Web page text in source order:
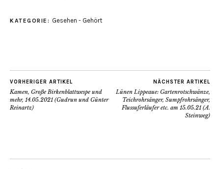
KATEGORIE: Gesehen - Gehört
VORHERIGER ARTIKEL
Kamen, Große Birkenblattwespe und
mehr, 14.05.2021 (Gudrun und Günter
Reinartz)
NÄCHSTER ARTIKEL
Lünen Lippeaue: Gartenrotschwänze,
Teichrohrsänger, Sumpfrohrsänger,
Flussuferläufer etc. am 15.05.21 (A.
Steinweg)